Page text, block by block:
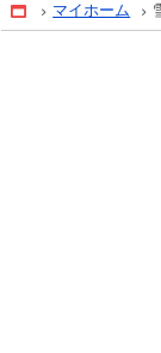
Home
マイホーム